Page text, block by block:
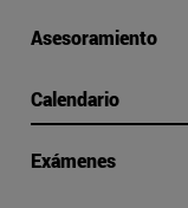
Asesoramiento
Calendario
Exámenes